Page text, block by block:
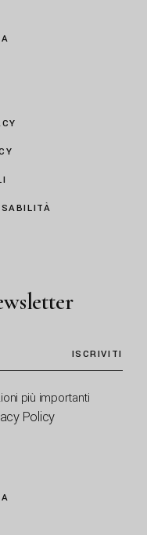
ISCRIVITI
più importanti
Policy